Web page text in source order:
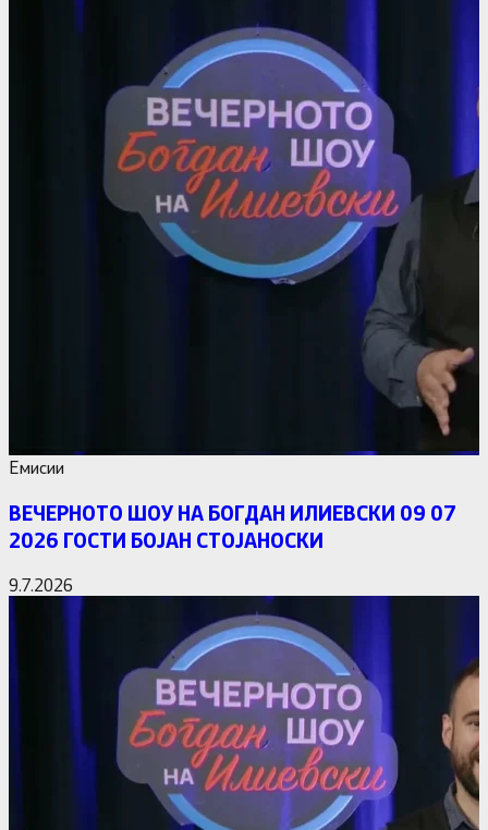
Емисии
ВЕЧЕРНОТО ШОУ НА БОГДАН ИЛИЕВСКИ 09 07
2026 ГОСТИ БОЈАН СТОЈАНОСКИ
9.7.2026